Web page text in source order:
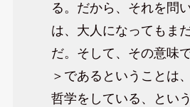
る。だから、それを問
は、大人になってもま
だ。そして、その意味
＞であるということは
哲学をしている、とい